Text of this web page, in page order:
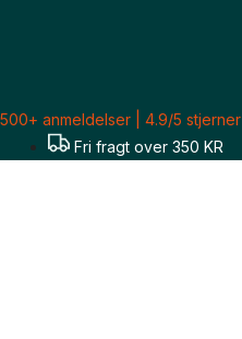
500+ anmeldelser | 4.9/5 stjerner
Fri fragt over 350 KR